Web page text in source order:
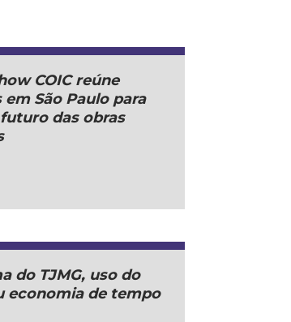
COIC reúne
em São Paulo para
das obras
do TJMG, uso do
economia de tempo